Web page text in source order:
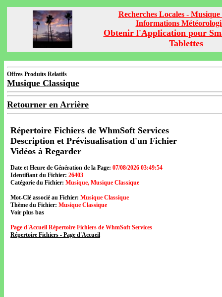
Recherches Locales - Musique
Informations
Obtenir l'Application pour
Tablettes
Offres Produits Relatifs
Musique Classique
Retourner en Arrière
Répertoire Fichiers de WhmSoft Services
Description et Prévisualisation d'un Fichier
Vidéos à Regarder
Date et Heure de Génération de la Page: 07/08/2026 03:49:54
Identifiant du Fichier: 26403
Catégorie du Fichier: Musique, Musique Classique
Mot-Clé associé au Fichier: Musique Classique
Thème du Fichier: Musique Classique
Voir plus bas
Page d'Accueil Répertoire Fichiers de WhmSoft Services
Répertoire Fichiers - Page d'Accueil